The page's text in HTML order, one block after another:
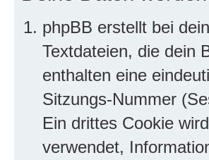
phpBB erstellt bei
Textdateien, die dein
enthalten eine
Sitzungs-Nummer
Ein drittes Cookie
verwendet,